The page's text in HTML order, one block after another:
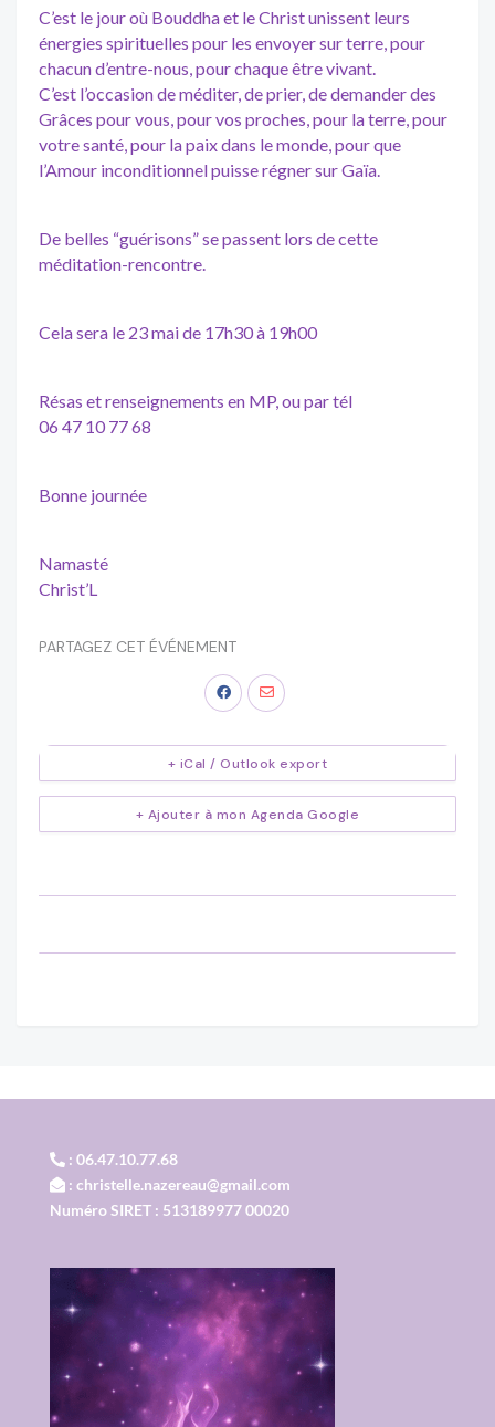
C’est le jour où Bouddha et le Christ unissent leurs
énergies spirituelles pour les envoyer sur terre, pour
chacun d’entre-nous, pour chaque être vivant.
C’est l’occasion de méditer, de prier, de demander des
Grâces pour vous, pour vos proches, pour la terre, pour
votre santé, pour la paix dans le monde, pour que
l’Amour inconditionnel puisse régner sur Gaïa.
De belles “guérisons” se passent lors de cette
méditation-rencontre.
Cela sera le 23 mai de 17h30 à 19h00
Résas et renseignements en MP, ou par tél
06 47 10 77 68
Bonne journée
Namasté
Christ’L
PARTAGEZ CET ÉVÉNEMENT
+ Ajouter à mon Agenda Google
+ iCal / Outlook export
: 06.47.10.77.68
: christelle.nazereau@gmail.com
Numéro SIRET : 513189977 00020